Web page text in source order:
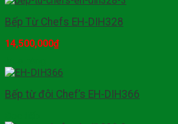
Bếp Từ Chefs EH-DIH328
14,500,000₫
Bếp từ đôi Chef’s EH-DIH366